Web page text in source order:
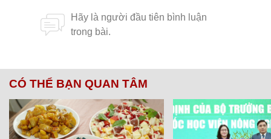
CÓ THỂ BẠN QUAN TÂM